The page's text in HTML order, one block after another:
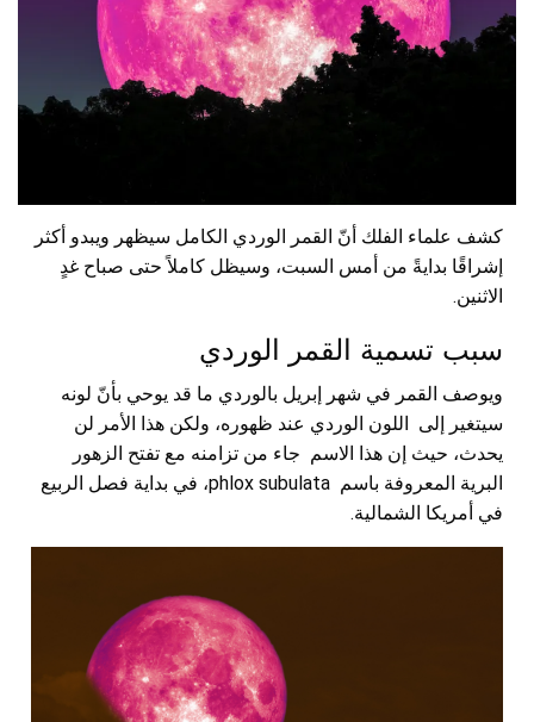
كشف علماء الفلك أنّ القمر الوردي الكامل سيظهر ويبدو أكثر
إشراقًا بدايةً من أمس السبت، وسيظل كاملاً حتى صباح غدٍ
الاثنين.
سبب تسمية القمر الوردي
ويوصف القمر في شهر إبريل بالوردي ما قد يوحي بأنّ لونه
سيتغير إلى اللون الوردي عند ظهوره، ولكن هذا الأمر لن
يحدث، حيث إن هذا الاسم جاء من تزامنه مع تفتح الزهور
البرية المعروفة باسم phlox subulata، في بداية فصل الربيع
في أمريكا الشمالية.